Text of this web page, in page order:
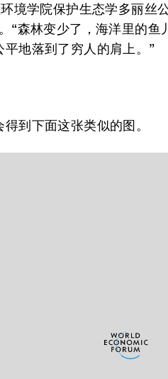
境学院保护生态学多丽丝
“森林变少了，海洋里的鱼
地落到了穷人的肩上。”
到下面这张类似的图。